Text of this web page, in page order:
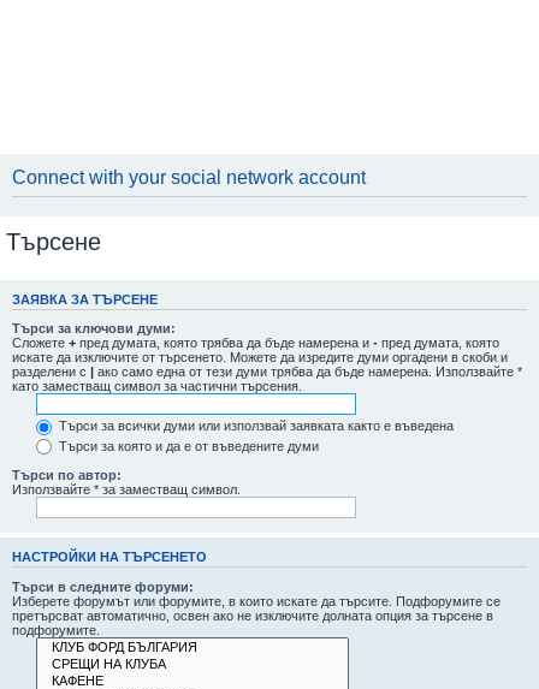
Connect with your social network account
Търсене
ЗАЯВКА ЗА ТЪРСЕНЕ
Търси за ключови думи:
Сложете + пред думата, която трябва да бъде намерена и - пред думата, която
искате да изключите от търсенето. Можете да изредите думи оргадени в скоби и
разделени с | ако само една от тези думи трябва да бъде намерена. Използвайте *
като заместващ символ за частични търсения.
Търси за всички думи или използвай заявката както е въведена
Търси за която и да е от въведените думи
Търси по автор:
Използвайте * за заместващ символ.
НАСТРОЙКИ НА ТЪРСЕНЕТО
Търси в следните форуми:
Изберете форумът или форумите, в които искате да търсите. Подфорумите се
претърсват автоматично, освен ако не изключите долната опция за търсене в
подфорумите.